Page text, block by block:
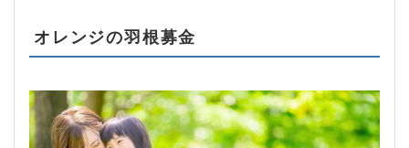
オレンジの羽根募金